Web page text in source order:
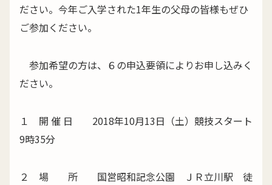
ださい。今年ご入学された1年生の父母の皆様もぜひ
ご参加ください。
参加希望の方は、６の申込要領によりお申し込みく
ださい。
１ 開 催 日 2018年10月13日（土）競技スタート
9時35分
２ 場 所 国営昭和記念公園 ＪＲ立川駅 徒